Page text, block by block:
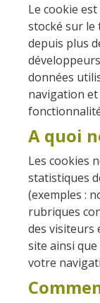
Le cookie
stocké sur le
depuis plus
données
navigation
A quoi
Les cookies
statistiques
(exemples :
rubriques
des visiteurs
site ainsi
votre